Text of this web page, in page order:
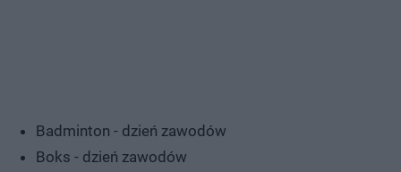
Badminton - dzień zawodów
Boks - dzień zawodów